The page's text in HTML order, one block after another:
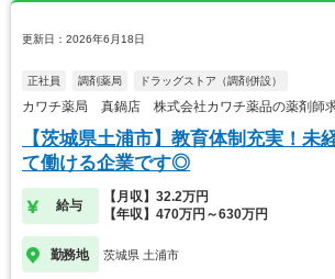
更新日：2026年6月18日
正社員 調剤薬局 ドラッグストア（調剤併設）
カワチ薬局 真鍋店 株式会社カワチ薬品の薬剤師
【茨城県土浦市】教育体制充実！未
て働ける企業です◎
給与
【月収】32.2万円
【年収】470万円～630万円
勤務地 茨城県 土浦市